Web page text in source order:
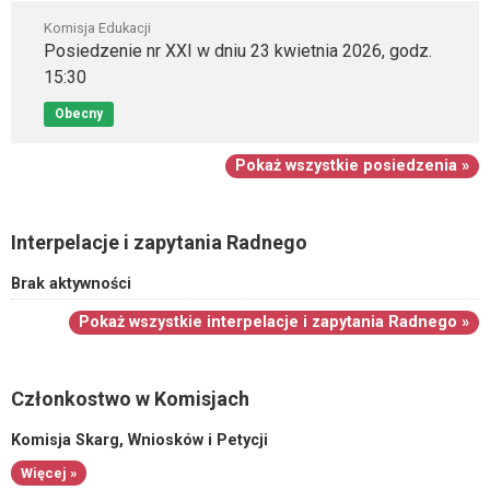
Komisja Edukacji
Posiedzenie nr XXI w dniu 23 kwietnia 2026, godz.
15:30
Obecny
Pokaż wszystkie posiedzenia »
Interpelacje i zapytania Radnego
Brak aktywności
Pokaż wszystkie interpelacje i zapytania Radnego »
Członkostwo w Komisjach
Komisja Skarg, Wniosków i Petycji
Więcej »